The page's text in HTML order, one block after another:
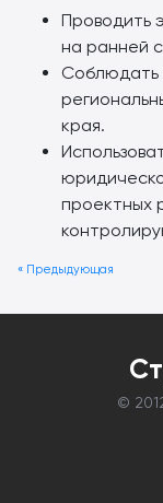
Проводить
на ранней
Соблюдать
края.
проектных
« Предыдующая
©